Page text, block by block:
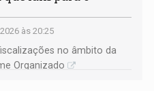
às 20:25
no âmbito da
Organizado